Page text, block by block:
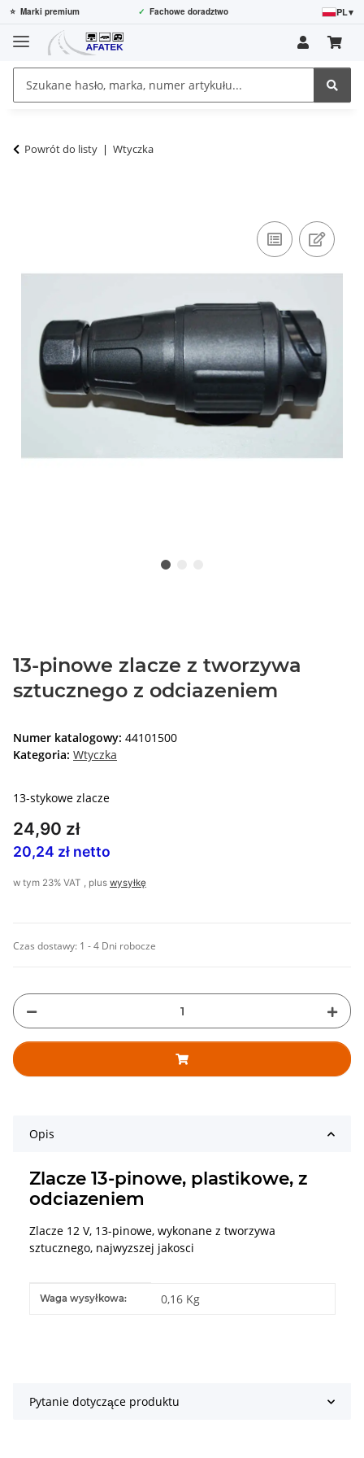
⭐ Marki premium ✓ Fachowe doradztwo PL▾
Powrót do listy Wtyczka
13-pinowe zlacze z tworzywa
sztucznego z odciazeniem
Numer katalogowy: 44101500
Kategoria: Wtyczka
13-stykowe zlacze
24,90 zł
20,24 zł netto
w tym 23% VAT , plus wysyłkę
Czas dostawy: 1 - 4 Dni robocze
Opis
Zlacze 13-pinowe, plastikowe, z
odciazeniem
Zlacze 12 V, 13-pinowe, wykonane z tworzywa
sztucznego, najwyzszej jakosci
#productDetails.itemInformation#
#productDetails.itemValue#
Waga wysyłkowa: 0,16 Kg
Pytanie dotyczące produktu